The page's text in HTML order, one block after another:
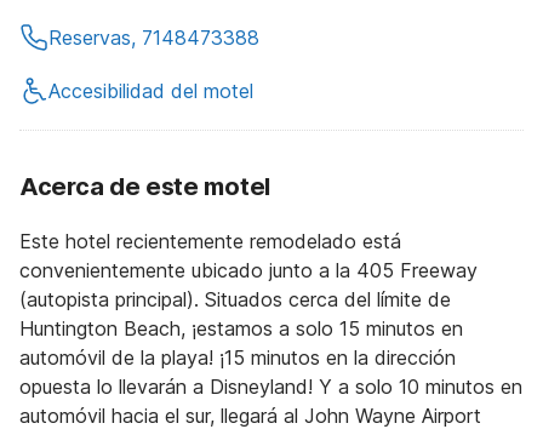
Reservas, 7148473388
Accesibilidad del motel
Acerca de este motel
Este hotel recientemente remodelado está
convenientemente ubicado junto a la 405 Freeway
(autopista principal). Situados cerca del límite de
Huntington Beach, ¡estamos a solo 15 minutos en
automóvil de la playa! ¡15 minutos en la dirección
opuesta lo llevarán a Disneyland! Y a solo 10 minutos en
automóvil hacia el sur, llegará al John Wayne Airport